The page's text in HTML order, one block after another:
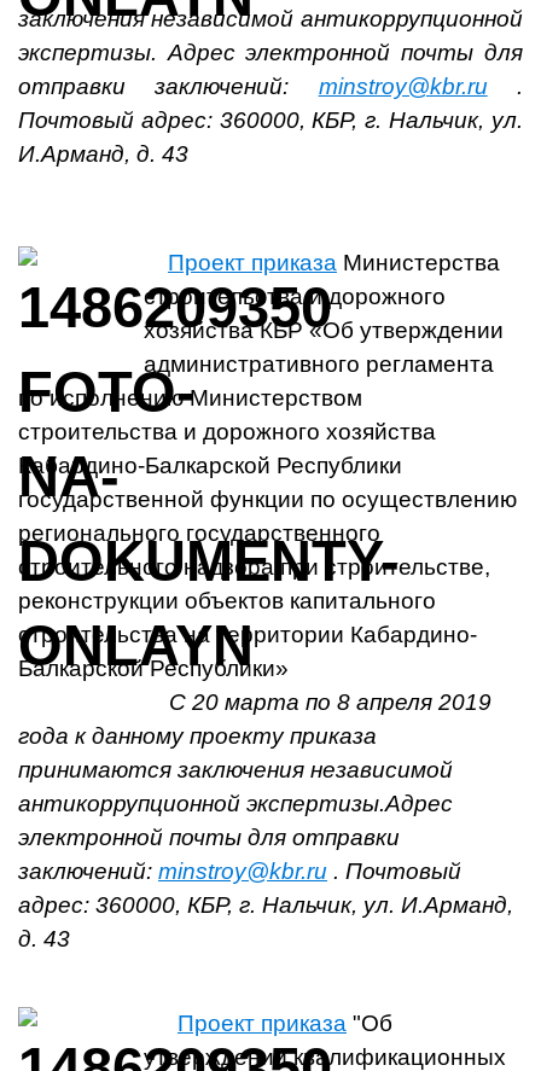
заключения независимой антикоррупционной
экспертизы. Адрес электронной почты для
отправки заключений: minstroy@kbr.ru
.
Почтовый адрес: 360000, КБР, г. Нальчик, ул.
И.Арманд, д. 43
Проект приказа Министерства
строительства и дорожного
хозяйства КБР «Об утверждении
административного регламента
по исполнению Министерством
строительства и дорожного хозяйства
Кабардино-Балкарской Республики
государственной функции по осуществлению
регионального государственного
строительного надзора при строительстве,
реконструкции объектов капитального
строительства на территории Кабардино-
Балкарской Республики»
С 20 марта по 8 апреля 2019
года к данному проекту приказа
принимаются заключения независимой
антикоррупционной экспертизы.Адрес
электронной почты для отправки
заключений: minstroy@kbr.ru . Почтовый
адрес: 360000, КБР, г. Нальчик, ул. И.Арманд,
д. 43
Проект приказа "Об
утверждении квалификационных